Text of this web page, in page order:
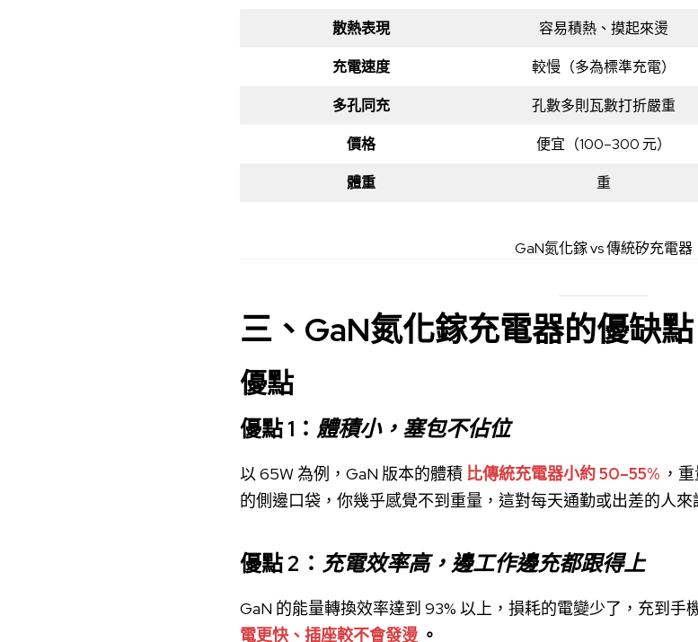
散熱表現 容易積熱、摸起來燙
充電速度 較慢（多為標準充電）
多孔同充 孔數多則瓦數打折嚴重
價格 便宜（100–300 元）
體重 重
GaN氮化鎵 vs 傳統矽充電器
三、GaN氮化鎵充電器的優缺點
優點
優點 1： 體積小，塞包不佔位
以 65W 為例，GaN 版本的體積 比傳統充電器小約 50–55% ，
的側邊口袋，你幾乎感覺不到重量，這對每天通勤或出差的人來
優點 2： 充電效率高，邊工作邊充都跟得上
GaN 的能量轉換效率達到 93% 以上，損耗的電變少了，充到手
電更快、插座較不會發燙 。